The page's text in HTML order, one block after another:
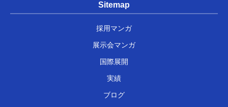
Sitemap
採用マンガ
展示会マンガ
国際展開
実績
ブログ